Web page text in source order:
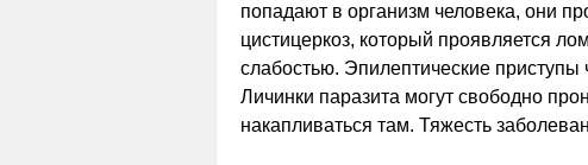
попадают в организм человека, они
цистицеркоз, который проявляется
слабостью. Эпилептические приступы
Личинки паразита могут свободно
накапливаться там. Тяжесть